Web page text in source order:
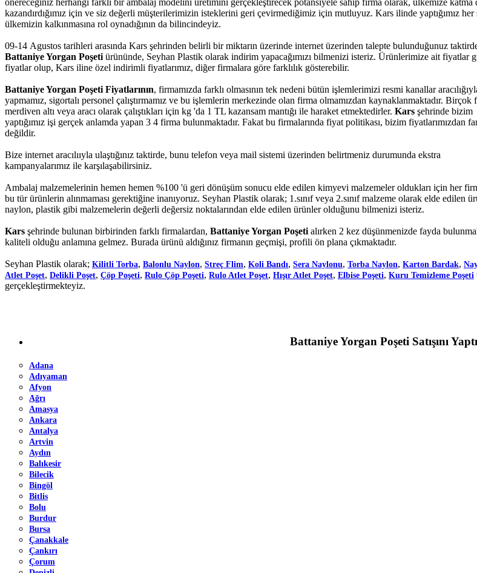
kazandırdığımız için ve siz değerli müşterilerimizin isteklerini geri çevirmediğimiz için mutluyuz. Kars ilinde yaptığımız her
ülkemizin kalkınmasına rol oynadığının da bilincindeyiz.
09-14 Agustos tarihleri arasında Kars şehrinden belirli bir miktarın üzerinde internet üzerinden talepte bulunduğunuz
Battaniye Yorgan Poşeti ürününde, Seyhan Plastik olarak indirim yapacağımızı bilmenizi isteriz. Ürünlerimize ait fiyatlar
fiyatlar olup, Kars iline özel indirimli fiyatlarımız, diğer firmalara göre farklılık gösterebilir.
Battaniye Yorgan Poşeti Fiyatlarının, firmamızda farklı olmasının tek nedeni bütün işlemlerimizi resmi kanallar
yapmamız, sigortalı personel çalıştırmamız ve bu işlemlerin merkezinde olan firma olmamızdan kaynaklanmaktadır. Birçok
merdiven altı veya aracı olarak çalıştıkları için kg 'da 1 TL kazansam mantığı ile haraket etmektedirler. Kars şehrinde bizim
yaptığımız işi gerçek anlamda yapan 3 4 firma bulunmaktadır. Fakat bu firmalarında fiyat politikası, bizim fiyatlarımızdan
değildir.
Bize internet aracılııyla ulaştığınız taktirde, bunu telefon veya mail sistemi üzerinden belirtmeniz durumunda ekstra
kampanyalarımız ile karşılaşabilirsiniz.
Ambalaj malzemelerinin hemen hemen %100 'ü geri dönüşüm sonucu elde edilen kimyevi malzemeler oldukları için her
bu tür ürünlerin alınmaması gerektiğine inanıyoruz. Seyhan Plastik olarak; 1.sınıf veya 2.sınıf malzeme olarak elde edilen
naylon, plastik gibi malzemelerin değerli değersiz noktalarından elde edilen ürünler olduğunu bilmenizi isteriz.
Kars şehrinde bulunan birbirinden farklı firmalardan, Battaniye Yorgan Poşeti alırken 2 kez düşünmenizde fayda
kaliteli olduğu anlamına gelmez. Burada ürünü aldığınız firmanın geçmişi, profili ön plana çıkmaktadır.
Seyhan Plastik olarak; Kilitli Torba, Balonlu Naylon, Streç Flim, Koli Bandı, Sera Naylonu, Torba Naylon, Karton Bardak,
Atlet Poşet, Delikli Poşet, Çöp Poşeti, Rulo Çöp Poşeti, Rulo Atlet Poşet, Hışır Atlet Poşet, Elbise Poşeti, Kuru Temizleme Poşeti
gerçekleştirmekteyiz.
Battaniye Yorgan Poşeti Satışını
Adana
Adıyaman
Afyon
Ağrı
Amasya
Ankara
Antalya
Artvin
Aydın
Balıkesir
Bilecik
Bingöl
Bitlis
Bolu
Burdur
Bursa
Çanakkale
Çankırı
Çorum